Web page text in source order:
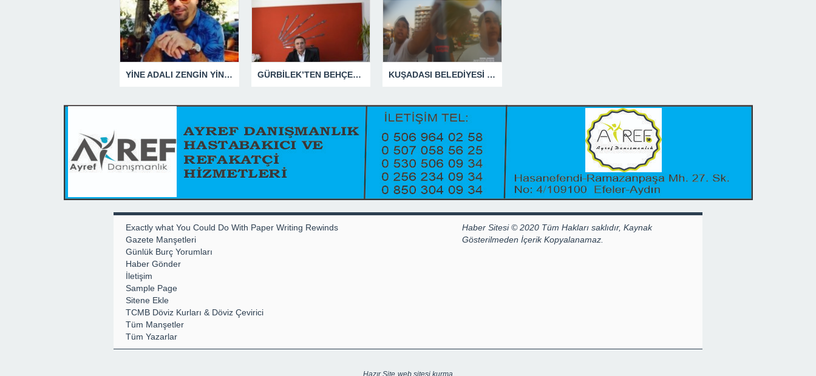
YİNE ADALI ZENGİN YİNE BEN DEDİ GÜRBİLEK’TEN BEHÇET ALP’E SERT YANIT KUŞADASI BELEDİYESİ ZABITA MEMURUNU DARBEDEN DİLENCİ 2 KADIN TUTUKLANDI
Exactly what You Could Do With Paper Writing Rewinds
Gazete Manşetleri
Günlük Burç Yorumları
Haber Gönder
İletişim
Sample Page
Sitene Ekle
TCMB Döviz Kurları & Döviz Çevirici
Tüm Manşetler
Tüm Yazarlar
Haber Sitesi © 2020 Tüm Hakları saklıdır, Kaynak
Gösterilmeden İçerik Kopyalanamaz.
Hazır Site web sitesi kurma